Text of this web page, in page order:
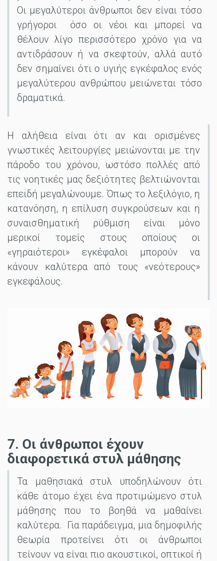
Οι μεγαλύτεροι άνθρωποι δεν είναι τόσο
γρήγοροι όσο οι νέοι και μπορεί να
θέλουν λίγο περισσότερο χρόνο για να
αντιδράσουν ή να σκεφτούν, αλλά αυτό
δεν σημαίνει ότι ο υγιής εγκέφαλος ενός
μεγαλύτερου ανθρώπου μειώνεται τόσο
δραματικά.
Η αλήθεια είναι ότι αν και ορισμένες
γνωστικές λειτουργίες μειώνονται με την
πάροδο του χρόνου, ωστόσο πολλές από
τις νοητικές μας δεξιότητες βελτιώνονται
επειδή μεγαλώνουμε. Όπως το λεξιλόγιο, η
κατανόηση, η επίλυση συγκρούσεων και η
συναισθηματική ρύθμιση είναι μόνο
μερικοί τομείς στους οποίους οι
«γηραιότεροι» εγκέφαλοι μπορούν να
κάνουν καλύτερα από τους «νεότερους»
εγκεφάλους.
7. Οι άνθρωποι έχουν
διαφορετικά στυλ μάθησης
Τα μαθησιακά στυλ υποδηλώνουν ότι
κάθε άτομο έχει ένα προτιμώμενο στυλ
μάθησης που το βοηθά να μαθαίνει
καλύτερα. Για παράδειγμα, μια δημοφιλής
θεωρία προτείνει ότι οι άνθρωποι
τείνουν να είναι πιο ακουστικοί, οπτικοί ή